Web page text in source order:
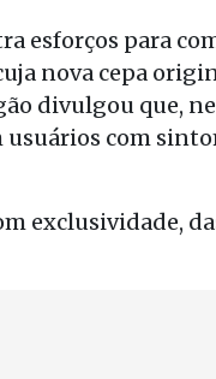
esforços para
nova cepa
divulgou que,
usuários com
exclusividade,